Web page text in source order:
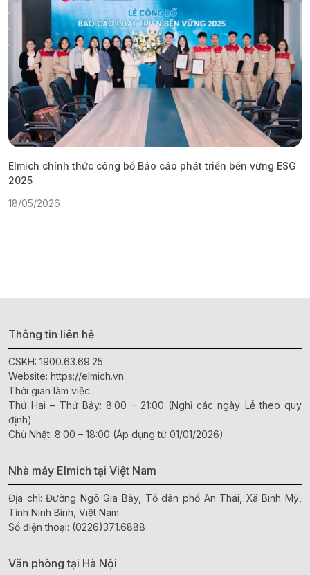
Elmich chính thức công bố Báo cáo phát triển bền vững ESG
2025
18/05/2026
Thông tin liên hệ
CSKH: 1900.63.69.25
Website: https://elmich.vn
Thời gian làm việc:
Thứ Hai – Thứ Bảy: 8:00 – 21:00 (Nghỉ các ngày Lễ theo quy
định)
Chủ Nhật: 8:00 – 18:00 (Áp dụng từ 01/01/2026)
Nhà máy Elmich tại Việt Nam
Địa chỉ: Đường Ngô Gia Bảy, Tổ dân phố An Thái, Xã Bình Mỹ,
Tỉnh Ninh Bình, Việt Nam
Số điện thoại: (0226)371.6888
Văn phòng tại Hà Nội